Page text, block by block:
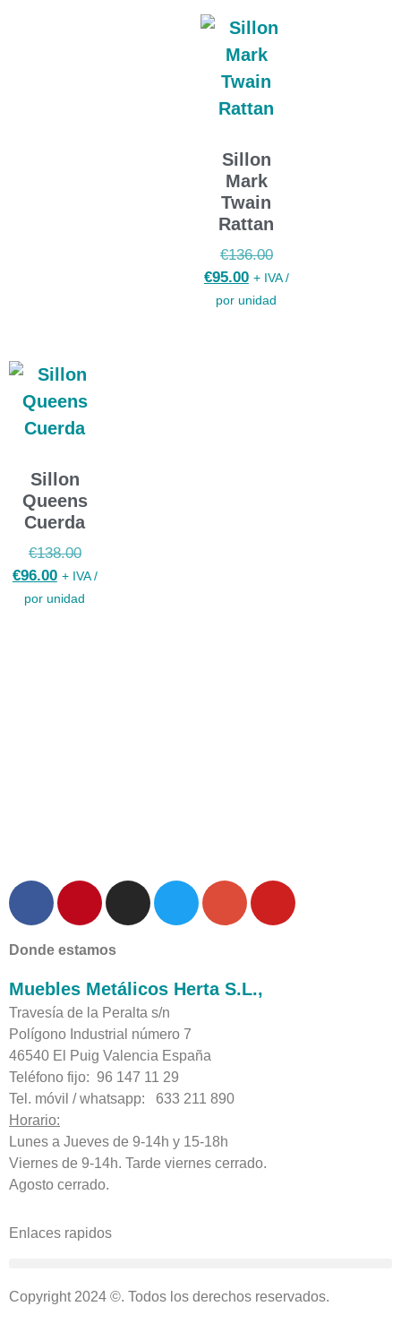
Sillon
Mark
Twain
Rattan
€136.00
€95.00 + IVA /
por unidad
Sillon
Queens
Cuerda
€138.00
€96.00 + IVA /
por unidad
Donde estamos
Muebles Metálicos Herta S.L.,
Travesía de la Peralta s/n
Polígono Industrial número 7
46540 El Puig Valencia España
Teléfono fijo: 96 147 11 29
Tel. móvil / whatsapp: 633 211 890
Horario:
Lunes a Jueves de 9-14h y 15-18h
Viernes de 9-14h. Tarde viernes cerrado.
Agosto cerrado.
Enlaces rapidos
Copyright 2024 ©. Todos los derechos reservados.